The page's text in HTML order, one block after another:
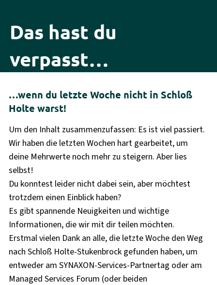
Das hast du
verpasst…
…wenn du letzte Woche nicht in Schloß
Holte warst!
Um den Inhalt zusammenzufassen: Es ist viel passiert.
Wir haben die letzten Wochen hart gearbeitet, um
deine Mehrwerte noch mehr zu steigern. Aber lies
selbst!
Du konntest leider nicht dabei sein, aber möchtest
trotzdem einen Einblick haben?
Es gibt spannende Neuigkeiten und wichtige
Informationen, die wir mit dir teilen möchten.
Erstmal vielen Dank an alle, die letzte Woche den Weg
nach Schloß Holte-Stukenbrock gefunden haben, um
entweder am SYNAXON-Services-Partnertag oder am
Managed Services Forum (oder beiden